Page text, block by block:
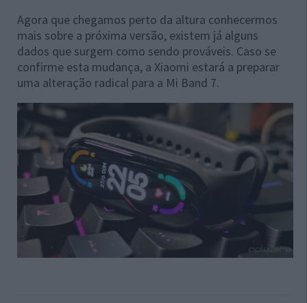
Agora que chegamos perto da altura conhecermos
mais sobre a próxima versão, existem já alguns
dados que surgem como sendo prováveis. Caso se
confirme esta mudança, a Xiaomi estará a preparar
uma alteração radical para a Mi Band 7.